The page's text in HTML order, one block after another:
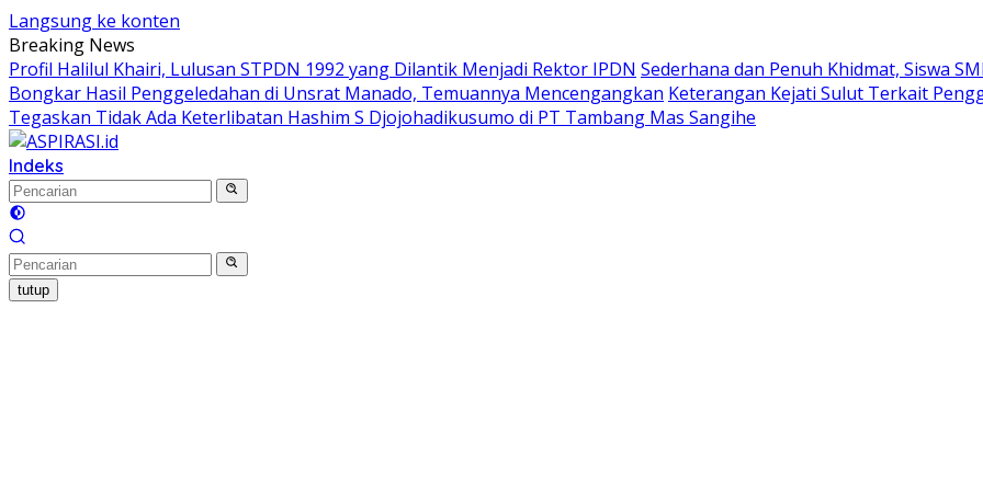
Langsung ke konten
Breaking News
Profil Halilul Khairi, Lulusan STPDN 1992 yang Dilantik Menjadi Rektor IPDN Sederhana dan Penuh Khidmat, Siswa
Bongkar Hasil Penggeledahan di Unsrat Manado, Temuannya Mencengangkan Keterangan Kejati Sulut Terkait
Tegaskan Tidak Ada Keterlibatan Hashim S Djojohadikusumo di PT Tambang Mas Sangihe
Indeks
tutup